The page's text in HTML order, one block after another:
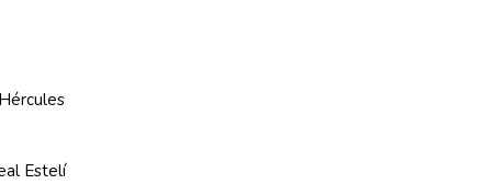
Estelí